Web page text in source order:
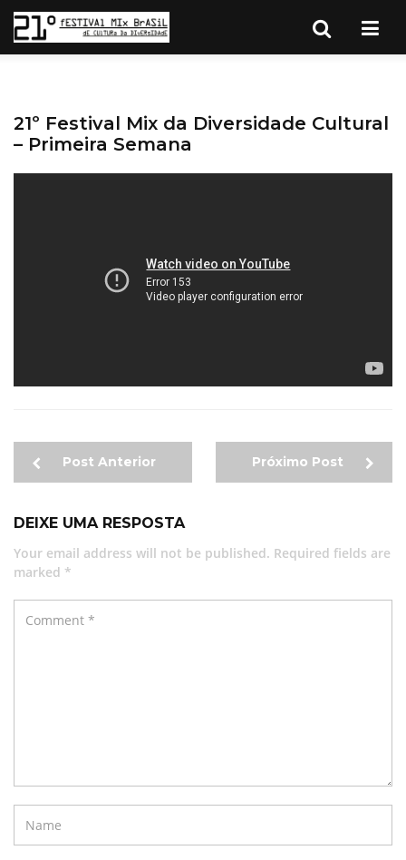
21º Festival Mix da Diversidade Cultural
– Primeira Semana
Post Anterior Próximo Post
DEIXE UMA RESPOSTA
Your email address will not be published. Required fields are
marked *